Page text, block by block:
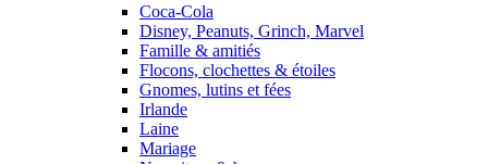
Coca-Cola
Disney, Peanuts, Grinch, Marvel
Famille & amitiés
Flocons, clochettes & étoiles
Gnomes, lutins et fées
Irlande
Laine
Mariage